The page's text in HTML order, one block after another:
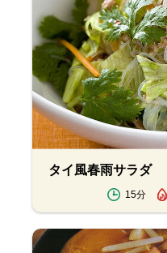
タイ風春雨サラダ
15分